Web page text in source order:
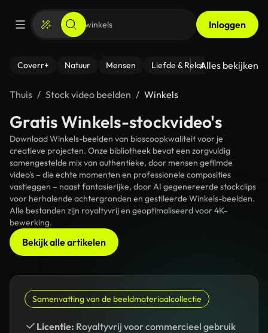
Inloggen
Coverr+ Natuur Mensen Liefde & Relaties - Fitness
Alles bekijken
Thuis Stock video beelden Winkels
Gratis Winkels-stockvideo's
Download Winkels-beelden van bioscoopkwaliteit voor je
creatieve projecten. Onze bibliotheek bevat een zorgvuldig
samengestelde mix van authentieke, door mensen gefilmde
video's – die echte momenten en professionele composities
vastleggen – naast fantasierijke, door AI gegenereerde stockclips
voor herhalende achtergronden en gestileerde Winkels-beelden.
Alle bestanden zijn royaltyvrij en geoptimaliseerd voor 4K-
bewerking.
Bekijk alle artikelen
Samenvatting van de beeldmateriaalcollectie
Licentie: Royaltyvrij voor commercieel gebruik